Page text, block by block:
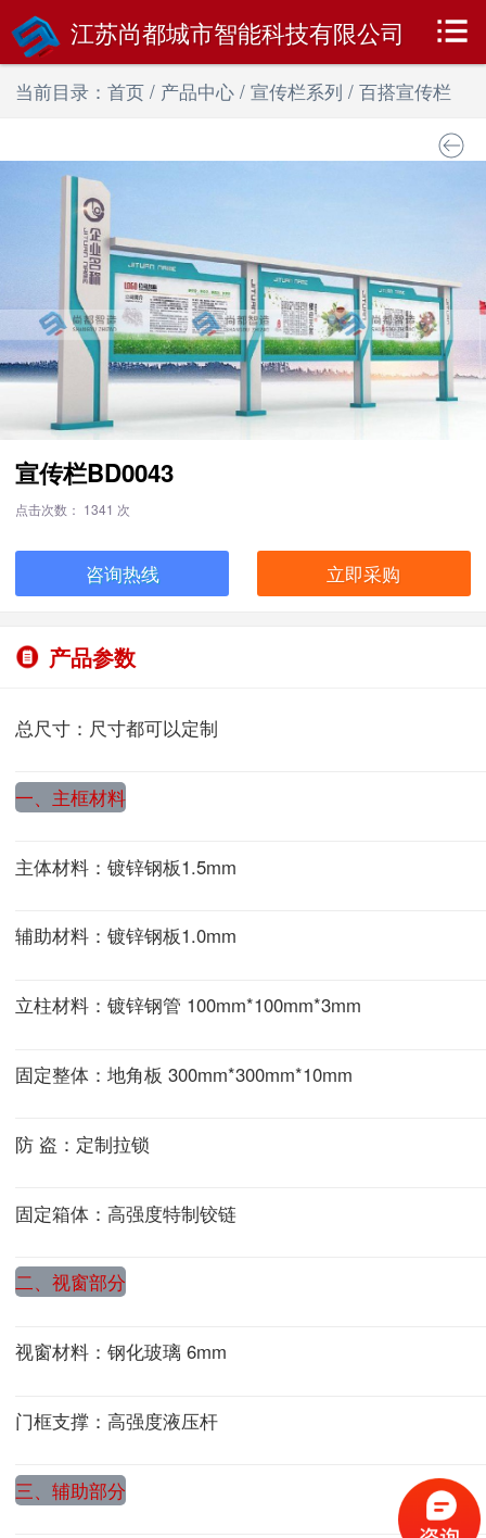
江苏尚都城市智能科技有限公司
当前目录： 首页 / 产品中心 / 宣传栏系列 / 百搭宣传栏
宣传栏BD0043
点击次数： 1341 次
咨询热线 立即采购
产品参数
总尺寸：尺寸都可以定制
一、主框材料
主体材料：镀锌钢板1.5mm
辅助材料：镀锌钢板1.0mm
立柱材料：镀锌钢管 100mm*100mm*3mm
固定整体：地角板 300mm*300mm*10mm
防 盗：定制拉锁
固定箱体：高强度特制铰链
二、视窗部分
视窗材料：钢化玻璃 6mm
门框支撑：高强度液压杆
三、辅助部分